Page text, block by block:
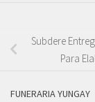
Subdere
Para
FUNERARIA YUNGAY